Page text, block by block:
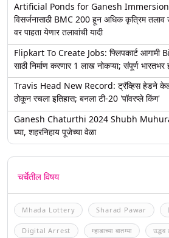
Artificial Ponds for Ganesh
विसर्जनासाठी BMC 200 हून अधिक कृत्रिम
वर पाहता येणार तलावांची यादी
Flipkart To Create Jobs: फ्लिपकार्ट
साठी निर्माण करणार 1 लाख नोकऱ्या; संपूर्ण भारतभर
Travis Head New Record: ट्रॅव्हिस हेडने
ठोकून रचला इतिहास; बनला टी-20 'पॉवरप्ले किंग'
Ganesh Chaturthi 2024 Shubh Muhurat:
घ्या, शहरनिहाय पूजेच्या वेळा
चर्चेतील विषय
Mhada Lottery Sharad Pawar
Digital Arrest म्हाडाच्या बातम्या उद्धव